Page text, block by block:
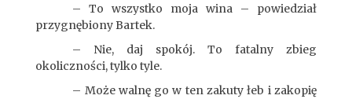
– To wszystko moja wina – powiedział
przygnębiony Bartek.
– Nie, daj spokój. To fatalny zbieg
okoliczności, tylko tyle.
– Może walnę go w ten zakuty łeb i zakopię